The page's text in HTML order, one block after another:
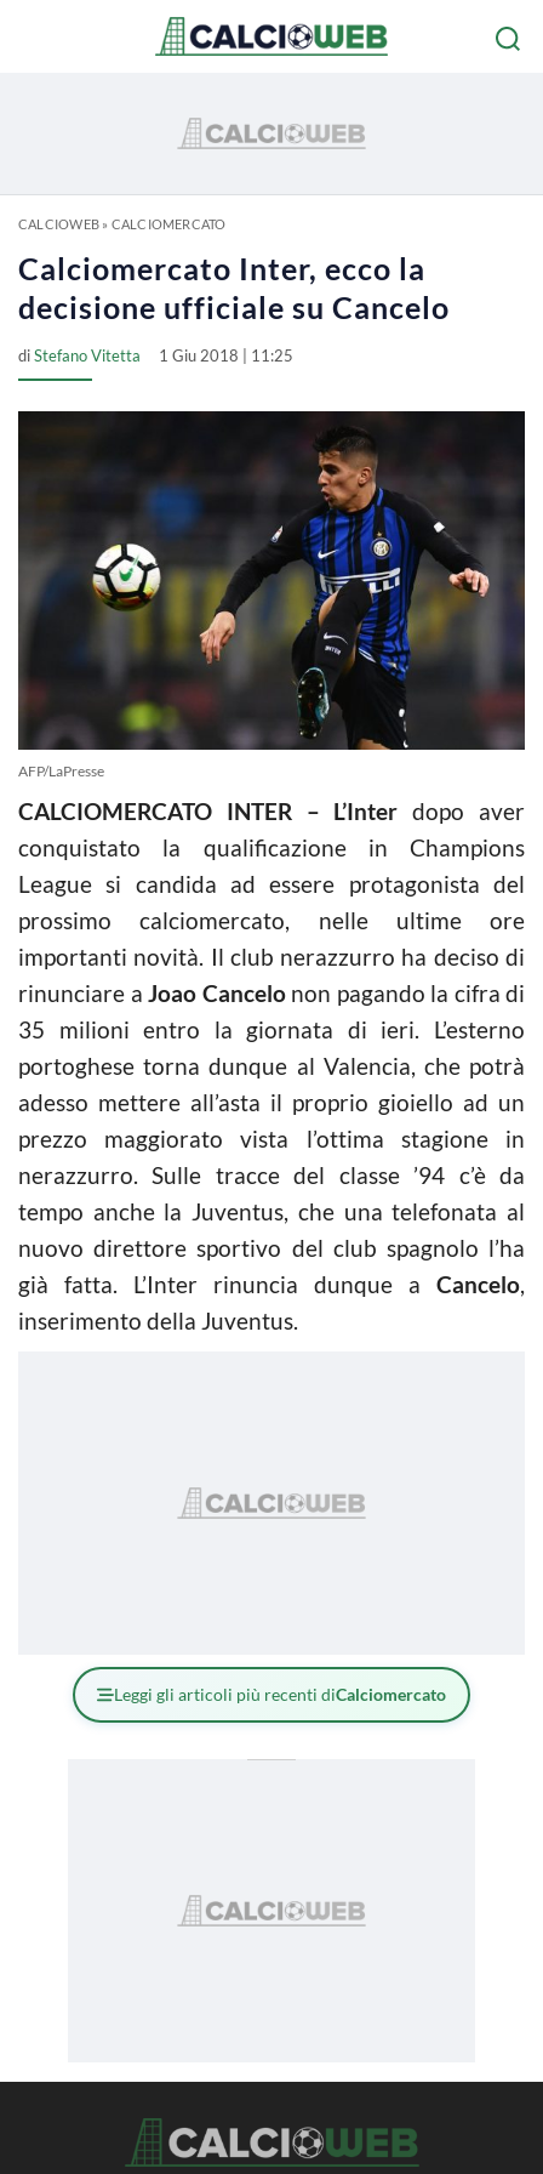
CALCIOWEB» CALCIOMERCATO
Calciomercato Inter, ecco la
decisione ufficiale su Cancelo
diStefano Vitetta 1 Giu 2018 | 11:25
AFP/LaPresse
CALCIOMERCATO INTER – L’Inter dopo aver
conquistato la qualificazione in Champions
League si candida ad essere protagonista del
prossimo calciomercato, nelle ultime ore
importanti novità. Il club nerazzurro ha deciso di
rinunciare a Joao Cancelonon pagando la cifra di
35 milioni entro la giornata di ieri. L’esterno
portoghese torna dunque al Valencia, che potrà
adesso mettere all’asta il proprio gioiello ad un
prezzo maggiorato vista l’ottima stagione in
nerazzurro. Sulle tracce del classe ’94 c’è da
tempo anche la Juventus, che una telefonata al
nuovo direttore sportivo del club spagnolo l’ha
già fatta. L’Inter rinuncia dunque a Cancelo,
inserimento della Juventus.
Leggi gli articoli più recenti diCalciomercato